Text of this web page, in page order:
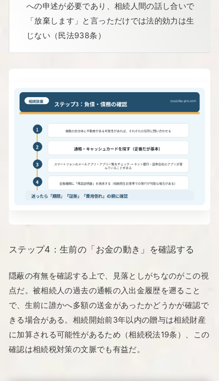
への申述が必要であり、相続人間の話し合いで
「放棄します」と言っただけでは法的効力は生
じない（民法938条）
ステップ4：生前の「お金の動き」を確認する
隠蔽の有無を確認する上で、見落としがちなのがこの視
点だ。被相続人の過去の通帳の入出金履歴を遡ること
で、生前に誰かへ多額の送金があったかどうかが確認で
きる場合がある。相続開始前3年以内の贈与は相続財産
に加算される可能性があるため（相続税法19条）、この
確認は相続税対策の文脈でも有益だ。